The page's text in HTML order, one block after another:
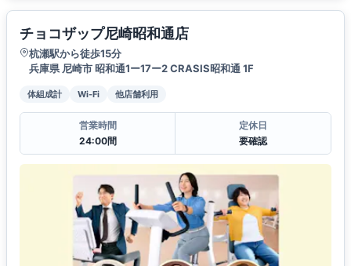
チョコザップ尼崎昭和通店
杭瀬駅から徒歩15分
兵庫県 尼崎市 昭和通1ー17ー2 CRASIS昭和通 1F
体組成計 Wi-Fi 他店舗利用
営業時間
24:00間
定休日
要確認